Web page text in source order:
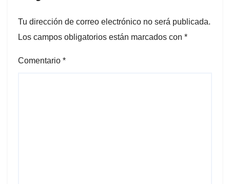
Tu dirección de correo electrónico no será publicada.
Los campos obligatorios están marcados con *
Comentario *